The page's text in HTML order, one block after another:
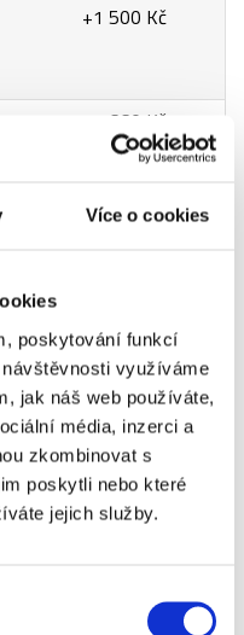
Více o cookies
poskytování funkcí
využíváme
jak náš web používáte,
média, inzerci a
zkombinovat s
poskytli nebo které
jejich služby.
+1 500 Kč
+1 660 Kč
+5 000 Kč
+6 910 Kč
+7 050 Kč